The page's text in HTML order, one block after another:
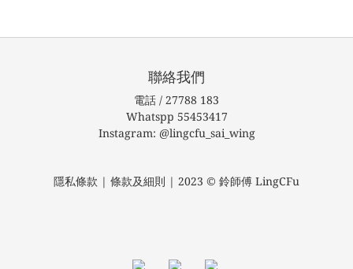
聯絡我們
電話 / 27788 183
Whatspp 55453417
Instagram: @lingcfu_sai_wing
隱私條款 | 條款及細則 | 2023 © 鈴師傅 LingCFu